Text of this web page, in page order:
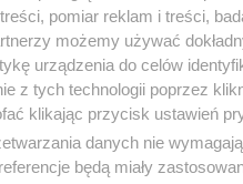
chciałbym,
jak to jest
inaczej,
z czym
prezydentem
pomiar reklam i treści,
możemy używać
urządzenia do celów
z tych technologii poprzez
klikając przycisk ustawień
danych nie
będą miały